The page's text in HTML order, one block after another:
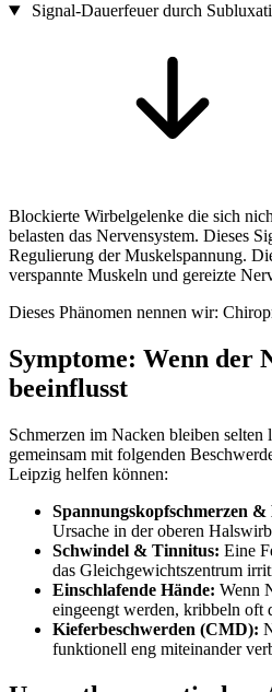
Signal-Dauerfeuer durch
Blockierte Wirbelgelenke die sich
belasten das Nervensystem. Dieses
Regulierung der Muskelspannung.
verspannte Muskeln und gereizte
Dieses Phänomen nennen wir:
Symptome: Wenn der
beeinflusst
Schmerzen im Nacken bleiben
gemeinsam mit folgenden
Leipzig helfen können:
Spannungskopfschmerzen
Ursache in der oberen
Schwindel & Tinnitus: Eine
das Gleichgewichtszentrum
Einschlafende Hände: Wenn
eingeengt werden, kribbeln oft
Kieferbeschwerden (CMD):
funktionell eng miteinander